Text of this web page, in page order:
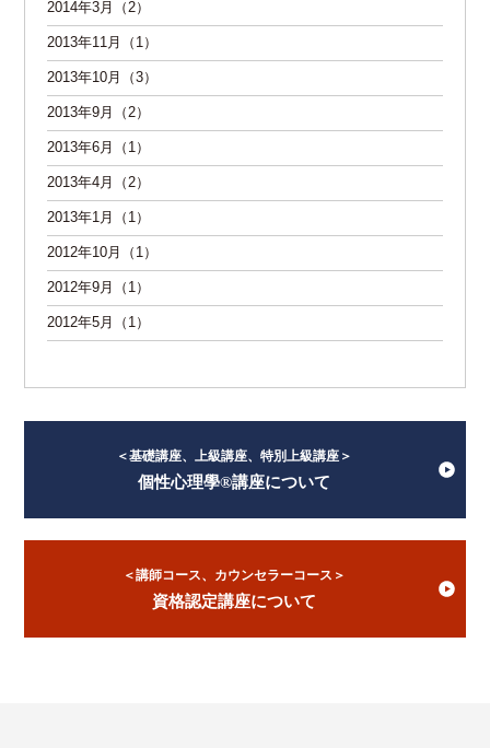
2014年3月（2）
2013年11月（1）
2013年10月（3）
2013年9月（2）
2013年6月（1）
2013年4月（2）
2013年1月（1）
2012年10月（1）
2012年9月（1）
2012年5月（1）
＜基礎講座、上級講座、特別上級講座＞
個性心理學®講座について
＜講師コース、カウンセラーコース＞
資格認定講座について